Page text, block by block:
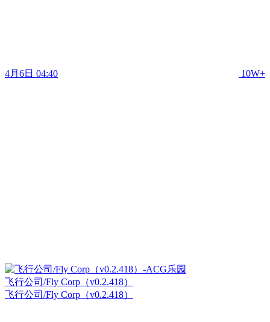
4月6日 04:40 10W+
飞行公司/Fly Corp（v0.2.418）
飞行公司/Fly Corp（v0.2.418）